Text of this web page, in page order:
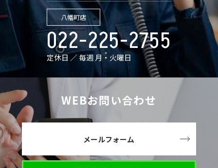
八幡町店
022-225-2755
定休日 ／ 毎週 月・火曜日
WEBお問い合わせ
メールフォーム